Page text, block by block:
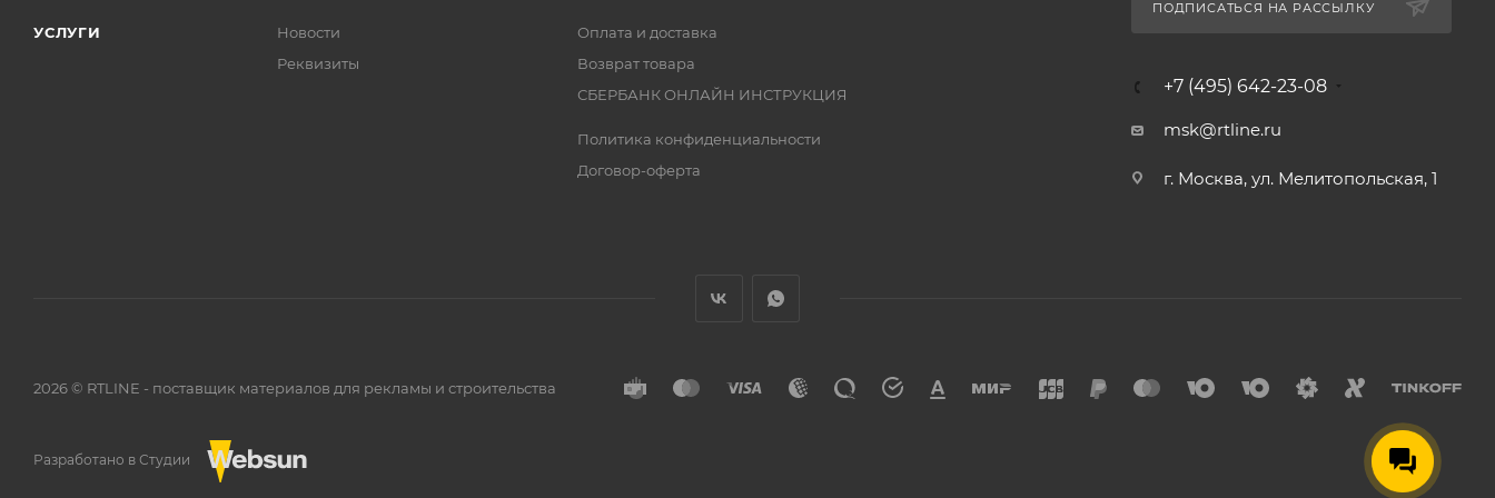
УСЛУГИ
Новости
Реквизиты
Оплата и доставка
Возврат товара
СБЕРБАНК ОНЛАЙН ИНСТРУКЦИЯ
Политика конфиденциальности
Договор-оферта
ПОДПИСАТЬСЯ НА РАССЫЛКУ
+7 (495) 642-23-08
msk@rtline.ru
г. Москва, ул. Мелитопольская, 1
2026 © RTLINE - поставщик материалов для рекламы и строительства
Разработано в Студии